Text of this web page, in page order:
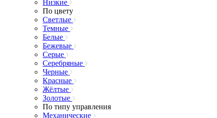
Низкие
По цвету
Светлые
Темные
Белые
Бежевые
Серые
Серебряные
Черные
Красные
Жёлтые
Золотые
По типу управления
Механические